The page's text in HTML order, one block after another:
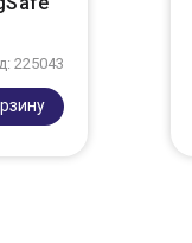
225043